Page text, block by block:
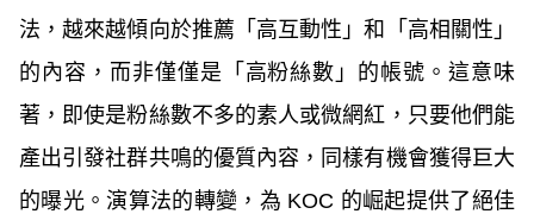
法，越來越傾向於推薦「高互動性」和「高相關性」
的內容，而非僅僅是「高粉絲數」的帳號。這意味
著，即使是粉絲數不多的素人或微網紅，只要他們能
產出引發社群共鳴的優質內容，同樣有機會獲得巨大
的曝光。演算法的轉變，為 KOC 的崛起提供了絕佳